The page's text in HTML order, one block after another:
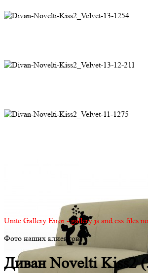
Unite Gallery Error - gallery js and css files
Фото наших клиентов
Диван Novelti Kiss2